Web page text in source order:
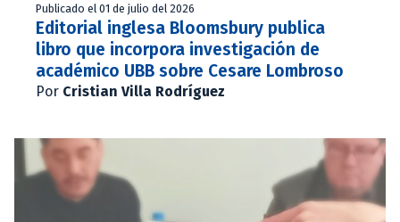
Publicado el 01 de julio del 2026
Editorial inglesa Bloomsbury publica
libro que incorpora investigación de
académico UBB sobre Cesare Lombroso
Por Cristian Villa Rodríguez